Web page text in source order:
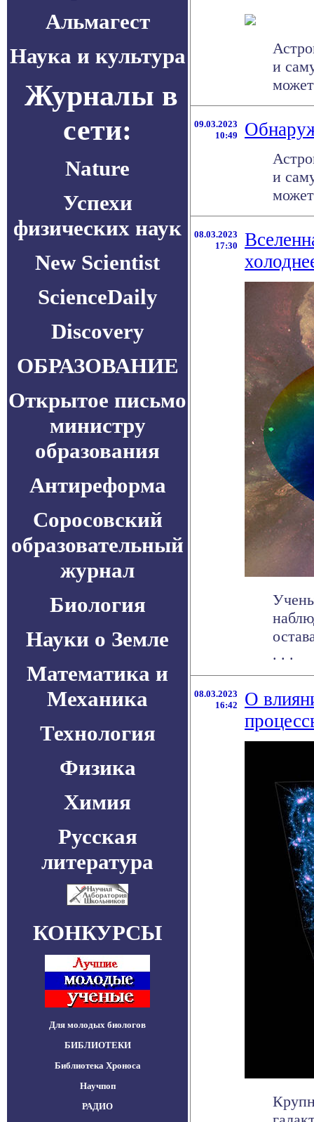
Альмагест
Наука и культура
Журналы в
сети:
Nature
Успехи
физических наук
New Scientist
ScienceDaily
Discovery
ОБРАЗОВАНИЕ
Открытое письмо
министру
образования
Антиреформа
Соросовский
образовательный
журнал
Биология
Науки о Земле
Математика и
Механика
Технология
Физика
Химия
Русская
литература
КОНКУРСЫ
Для молодых биологов
БИБЛИОТЕКИ
Библиотека Хроноса
Научпоп
РАДИО
и
09.03.2023
10:49
и
08.03.2023
17:30
. . .
08.03.2023
16:42
О